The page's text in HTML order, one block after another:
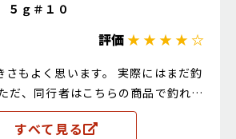
５ｇ＃１０
評価★ ★ ★ ★ ☆
さもよく思います。 実際にはまだ釣
だ、同行者はこちらの商品で釣れて
ないとは思います！
すべて見る